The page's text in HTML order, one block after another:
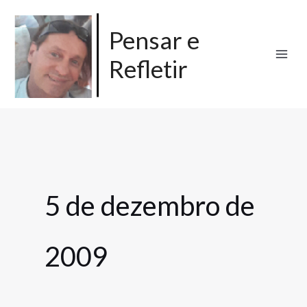
para
conteúdo
Pensar e
Refletir
5 de dezembro de
2009